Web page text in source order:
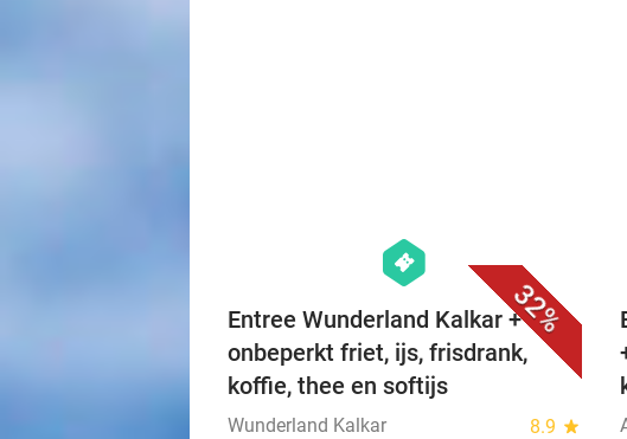
32%
hexagon
events
Entree Wunderland Kalkar +
onbeperkt friet, ijs, frisdrank,
koffie, thee en softijs
Wunderland Kalkar 8.9 star